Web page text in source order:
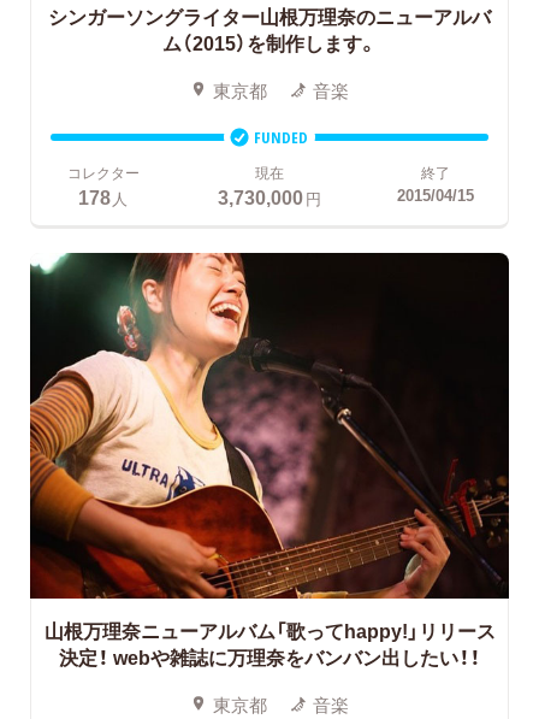
シンガーソングライター山根万理奈のニューアルバ
ム（2015）を制作します。
東京都 音楽
FUNDED
コレクター
178人
現在
3,730,000円
終了
2015/04/15
山根万理奈ニューアルバム「歌ってhappy!」リリース
決定！ webや雑誌に万理奈をバンバン出したい！！
東京都 音楽